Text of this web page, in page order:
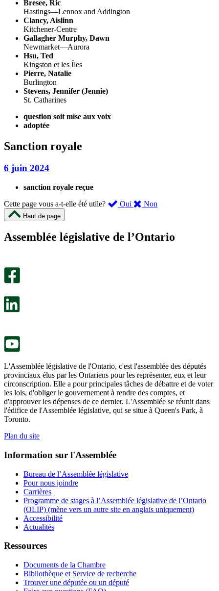
Bresee, Ric
Hastings—Lennox and Addington
Clancy, Aislinn
Kitchener-Centre
Gallagher Murphy, Dawn
Newmarket—Aurora
Hsu, Ted
Kingston et les Îles
Pierre, Natalie
Burlington
Stevens, Jennifer (Jennie)
St. Catharines
question soit mise aux voix
adoptée
Sanction royale
6 juin 2024
sanction royale reçue
Cette page vous a-t-elle été utile?
Oui ,
été
Non
m’a
Haut de page
Assemblée législative de l’Ontario
L'Assemblée législative de l'Ontario, c'est l'assemblée des députés
provinciaux élus par les Ontariens pour les représenter, eux et leur
circonscription. Elle a pour principales tâches de débattre et de voter
les lois, d'obliger le gouvernement à rendre des comptes, et
d'approuver les dépenses de ce dernier. L'Assemblée se réunit dans
l'édifice de l'Assemblée législative, qui se situe à Queen's Park, à
Toronto.
Plan du site
Information sur l'Assemblée
Bureau de l’Assemblée législative
Pour nous joindre
Carrières
Programme de stages à l’Assemblée législative de l’Ontario
(OLIP) (mène vers un autre site en anglais uniquement)
Accessibilité
Actualités
Ressources
Documents de la Chambre
Bibliothèque et Service de recherche
Trouver une députée ou un député